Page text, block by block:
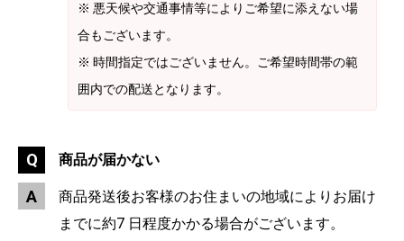
※ 悪天候や交通事情等によりご希望に添えない場
合もございます。
※ 時間指定ではございません。ご希望時間帯の範
囲内での配送となります。
商品が届かない
商品発送後お客様のお住まいの地域によりお届け
までに約7 日程度かかる場合がございます。